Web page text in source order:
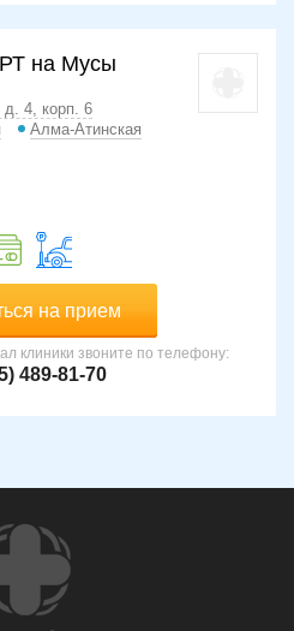
на Мусы
4, корп. 6
Алма-Атинская
на прием
клиники звоните по телефону:
489-81-70